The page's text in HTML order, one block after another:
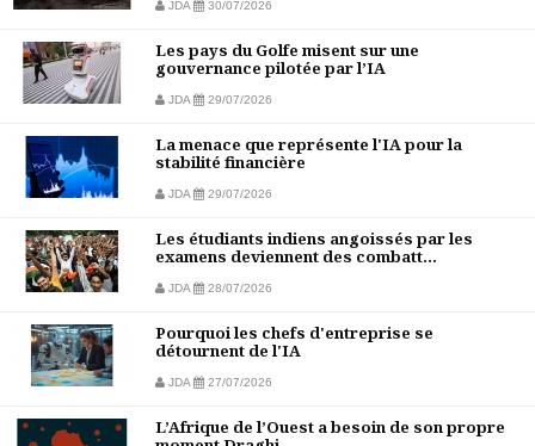
JDA 30/07/2026
Les pays du Golfe misent sur une
gouvernance pilotée par l’IA
JDA 29/07/2026
La menace que représente l'IA pour la
stabilité financière
JDA 29/07/2026
Les étudiants indiens angoissés par les
examens deviennent des combatt...
JDA 28/07/2026
Pourquoi les chefs d'entreprise se
détournent de l'IA
JDA 27/07/2026
L’Afrique de l’Ouest a besoin de son propre